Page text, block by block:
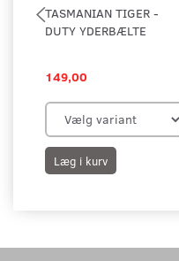
TASMANIAN TIGER -
DUTY YDERBÆLTE
149,00
Læg i kurv